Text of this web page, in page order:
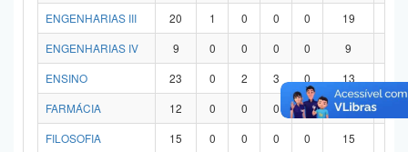
ENGENHARIAS III
20 1 0 0 0 19
ENGENHARIAS IV
9 0 0 0 0 9
ENSINO
23 0 2 3 0 13
FARMÁCIA
12 0 0 0 0 12
FILOSOFIA
15 0 0 0 0 15